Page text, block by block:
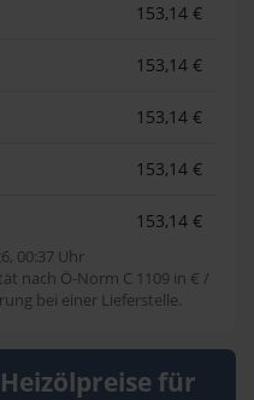
153,14 €
153,14 €
153,14 €
153,14 €
153,14 €
00:37 Uhr
nach Ö-Norm C 1109 in € /
bei einer Lieferstelle.
für